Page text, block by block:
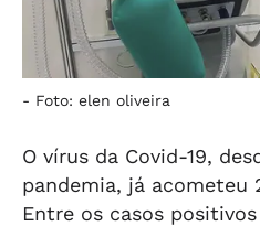
- Foto: elen oliveira
O vírus da Covid-19,
pandemia, já acometeu
Entre os casos